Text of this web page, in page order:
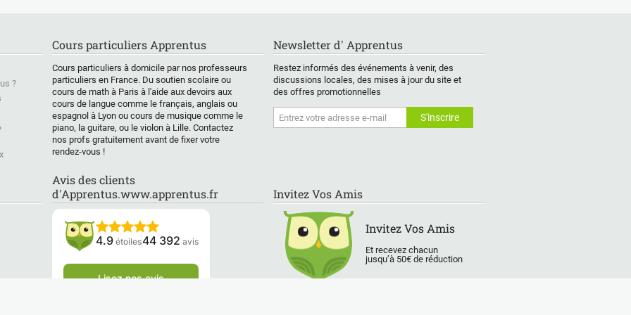
?
Cours particuliers Apprentus
Cours particuliers à domicile par nos professeurs
particuliers en France. Du soutien scolaire ou
cours de math à Paris à l'aide aux devoirs aux
cours de langue comme le français, anglais ou
espagnol à Lyon ou cours de musique comme le
piano, la guitare, ou le violon à Lille. Contactez
nos profs gratuitement avant de fixer votre
rendez-vous !
Newsletter d' Apprentus
Restez informés des événements à venir, des
discussions locales, des mises à jour du site et
des offres promotionnelles
Avis des clients
d'Apprentus.www.apprentus.fr
4.9 étoiles44 392 avis
Lisez nos avis
Invitez Vos Amis
Invitez Vos Amis
Et recevez chacun
jusqu’à 50€ de réduction